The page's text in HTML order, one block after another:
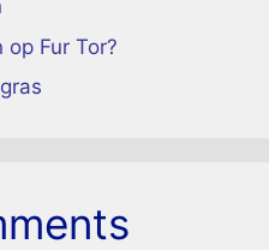
Fur Tor?